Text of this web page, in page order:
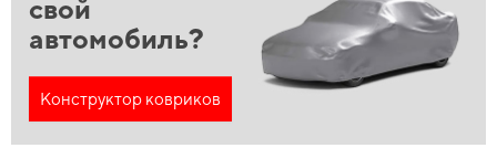
свой
автомобиль?
Конструктор ковриков